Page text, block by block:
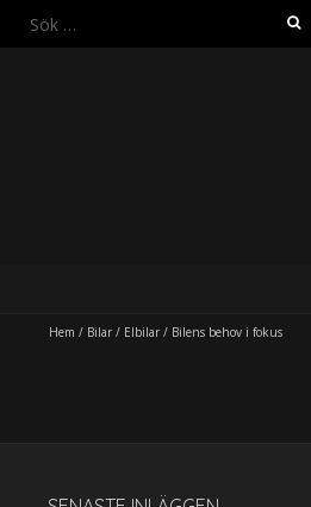
S
Hem / Bilar / Elbilar / Bilens behov i fokus